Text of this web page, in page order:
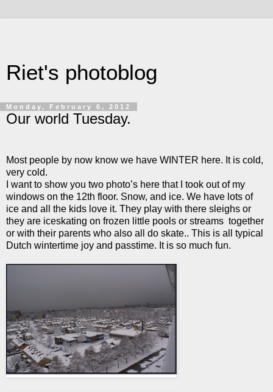
Riet's photoblog
Monday, February 6, 2012
Our world Tuesday.
Most people by now know we have WINTER here. It is cold,
very cold.
I want to show you two photo’s here that I took out of my
windows on the 12th floor. Snow, and ice. We have lots of
ice and all the kids love it. They play with there sleighs or
they are iceskating on frozen little pools or streams together
or with their parents who also all do skate.. This is all typical
Dutch wintertime joy and passtime. It is so much fun.